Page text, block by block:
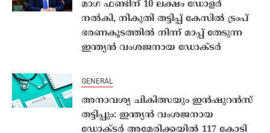
മാഗ ഫണ്ടിന് 10 ലക്ഷം ഡോളർ
നൽകി, നികുതി തട്ടിപ്പ് കേസിൽ ട്രംപ്
ഭരണകൂടത്തിൽ നിന്ന് മാപ്പ് തേടുന്ന
ഇന്ത്യൻ വംശജനായ ഡോക്ടർ
GENERAL
അനാവശ്യ ചികിത്സയും ഇൻഷുറൻസ്
തട്ടിപ്പും: ഇന്ത്യൻ വംശജനായ
ഡോക്ടർ അമേരിക്കയിൽ 117 കോടി